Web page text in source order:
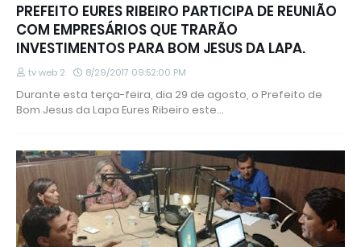
PREFEITO EURES RIBEIRO PARTICIPA DE REUNIÃO
COM EMPRESÁRIOS QUE TRARÃO
INVESTIMENTOS PARA BOM JESUS DA LAPA.
tv web 2 8/29/2017 09:52:00 PM
Durante esta terça-feira, dia 29 de agosto, o Prefeito de
Bom Jesus da Lapa Eures Ribeiro este…